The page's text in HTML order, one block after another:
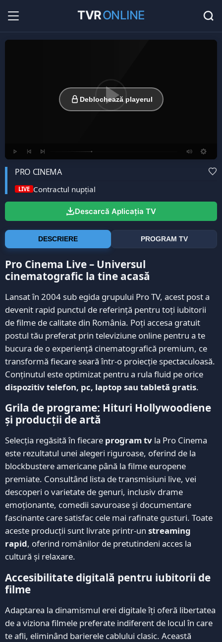
TVRONLINE 36
Deblochează playerul
PRO CINEMA
LIVE Contractul nupţial
Descarcă Aplicația TV
DESCRIERE PROGRAM TV
Pro Cinema Live – Universul
cinematografic la tine acasă
Lansat în 2004 sub egida grupului Pro TV, acest post a
devenit rapid punctul de referință pentru toți iubitorii
de filme de calitate din România. Poți accesa gratuit
postul tău preferat prin televiziune online pentru a te
bucura de o experiență cinematografică premium, ce
transformă fiecare seară într-o proiecție spectaculoasă.
Conținutul este optimizat pentru a rula fluid pe orice
dispozitiv telefon, pc, laptop sau tabletă gratis.
Grila de programe: Hituri Hollywoodiene
și producții de artă
Selecția regăsită în fiecare program tv la Pro Cinema
este rezultatul unei alegeri riguroase, oferind de la
blockbustere americane până la filme europene
premiate. Consultând lista de transmisiuni live, vei
descoperi o varietate de genuri, inclusiv drame
emoționante, comedii savuroase și documentare
fascinante care satisfac cele mai rafinate gusturi. Toate
aceste producții sunt livrate printr-un streaming
rapid, oferind românilor de pretutindeni acces la
cultură și relaxare.
Accesibilitate digitală pentru iubitorii de
filme
Adaptarea la dinamismul erei digitale îți oferă libertatea
de a viziona filmele preferate indiferent de locul în care
te afli, eliminând barierele cablului clasic. Această